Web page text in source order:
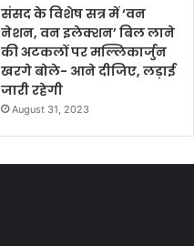
संसद के विशेष सत्र में ‘वन
नेशन, वन इलेक्शन’ बिल लाने
की अटकलों पर मल्लिकार्जुन
खरगे बोले- आने दीजिए, लड़ाई
जारी रहेगी
August 31, 2023